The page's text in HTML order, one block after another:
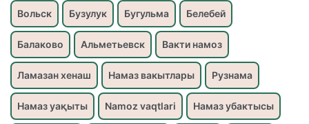
Вольск Бузулук Бугульма Белебей
Балаково Альметьевск Вакти намоз
Ламазан хенаш Намаз вакытлары Рузнама
Намаз уақыты Namoz vaqtlari Намаз убактысы